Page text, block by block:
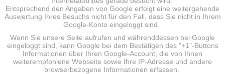
Entsprechend den Angaben von Google erfolgt eine weitergehende
Auswertung Ihres Besuchs nicht für den Fall, dass Sie nicht in Ihrem
Google-Konto eingeloggt sind.
Wenn Sie unsere Seite aufrufen und währenddessen bei Google
eingeloggt sind, kann Google bei dem Bestätigen des "+1"-Buttons
Informationen über Ihren Google-Account, die von Ihnen
weiterempfohlene Webseite sowie Ihre IP-Adresse und andere
browserbezogene Informationen erfassen.